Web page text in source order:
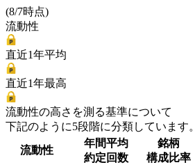
(8/7時点)
流動性
直近1年平均
直近1年最高
流動性の高さを測る基準について
下記のように5段階に分類しています。
流動性
年間平均
約定回数
銘柄
構成比率